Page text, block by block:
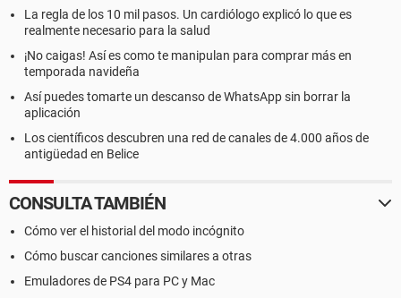
La regla de los 10 mil pasos. Un cardiólogo explicó lo que es
realmente necesario para la salud
¡No caigas! Así es como te manipulan para comprar más en
temporada navideña
Así puedes tomarte un descanso de WhatsApp sin borrar la
aplicación
Los científicos descubren una red de canales de 4.000 años de
antigüedad en Belice
CONSULTA TAMBIÉN
Cómo ver el historial del modo incógnito
Cómo buscar canciones similares a otras
Emuladores de PS4 para PC y Mac